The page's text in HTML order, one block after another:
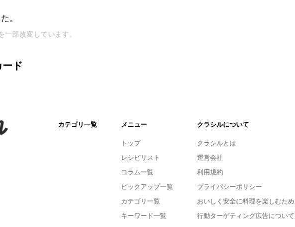
。
部改変しています。
ド
カテゴリ一覧 メニュー
トップ
レシピリスト
コラム一覧
ピックアップ一覧
カテゴリ一覧
キーワード一覧
クラシルについて
クラシルとは
運営会社
利用規約
プライバシーポリシー
おいしく安全に料理を楽しむため
行動ターゲティング広告について